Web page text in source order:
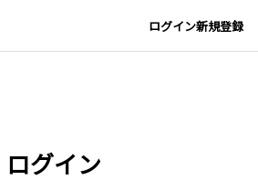
ログイン新規登録
ログイン